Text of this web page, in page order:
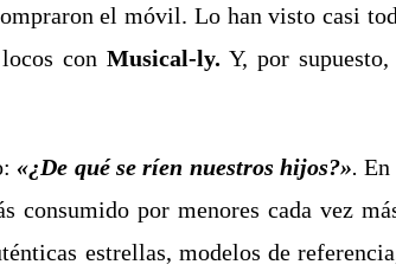
el móvil. Lo han visto casi
con Musical-ly.Y, por supuesto,
«¿De qué se ríen nuestros hijos?».En
consumido por menores cada vez
estrellas, modelos de